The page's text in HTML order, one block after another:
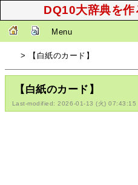
DQ10大辞典を
Menu
> 【白紙のカード】
【白紙のカード】
Last-modified: 2026-01-13 (火) 07:43:15